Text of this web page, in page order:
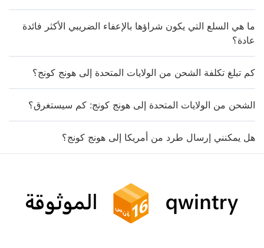
ما هي السلع التي يكون شراؤها بالإعفاء الضريبي الأكثر فائدة
عادة؟
كم تبلغ تكلفة الشحن من الولايات المتحدة إلى هونج كونج؟
الشحن من الولايات المتحدة إلى هونج كونج: كم سيستغرق؟
هل يمكنني إرسال طرد من أمريكا إلى هونج كونج؟